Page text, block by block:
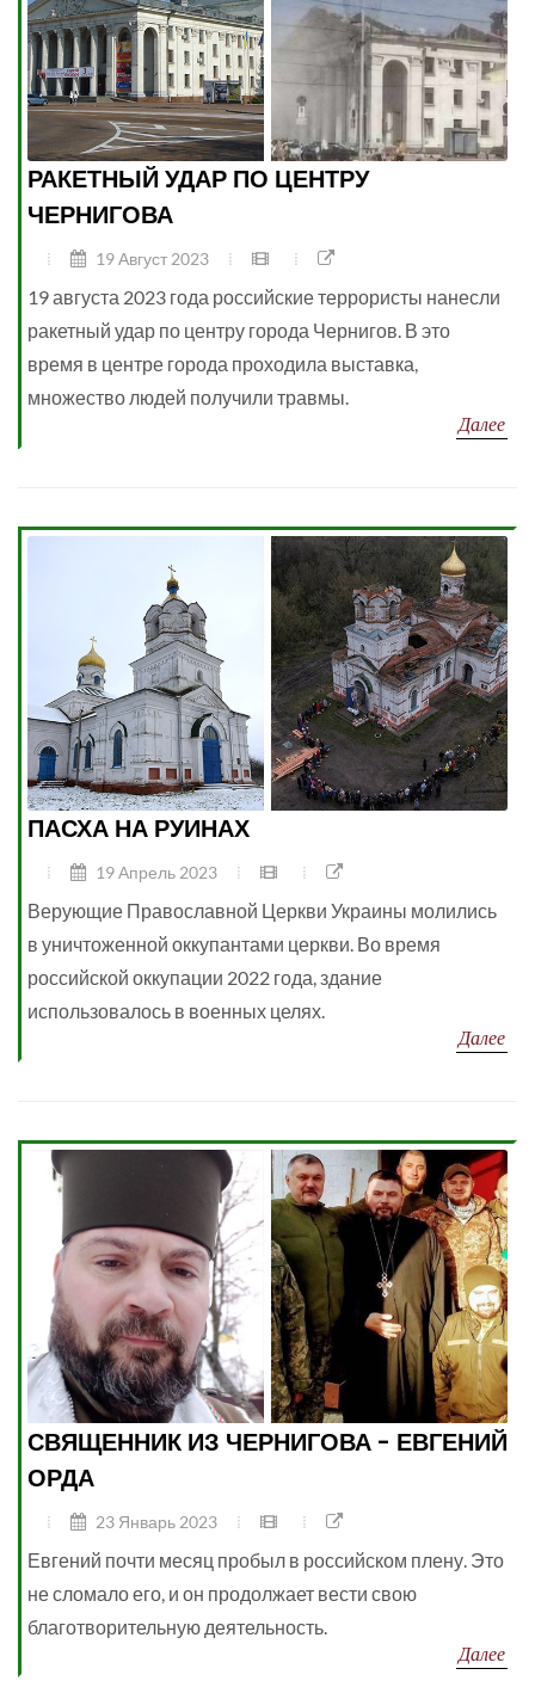
РАКЕТНЫЙ УДАР ПО ЦЕНТРУ
ЧЕРНИГОВА
19 Август 2023
19 августа 2023 года российские террористы нанесли
ракетный удар по центру города Чернигов. В это
время в центре города проходила выставка,
множество людей получили травмы.
Далее
ПАСХА НА РУИНАХ
19 Апрель 2023
Верующие Православной Церкви Украины молились
в уничтоженной оккупантами церкви. Во время
российской оккупации 2022 года, здание
использовалось в военных целях.
Далее
СВЯЩЕННИК ИЗ ЧЕРНИГОВА - ЕВГЕНИЙ
ОРДА
23 Январь 2023
Евгений почти месяц пробыл в российском плену. Это
не сломало его, и он продолжает вести свою
благотворительную деятельность.
Далее